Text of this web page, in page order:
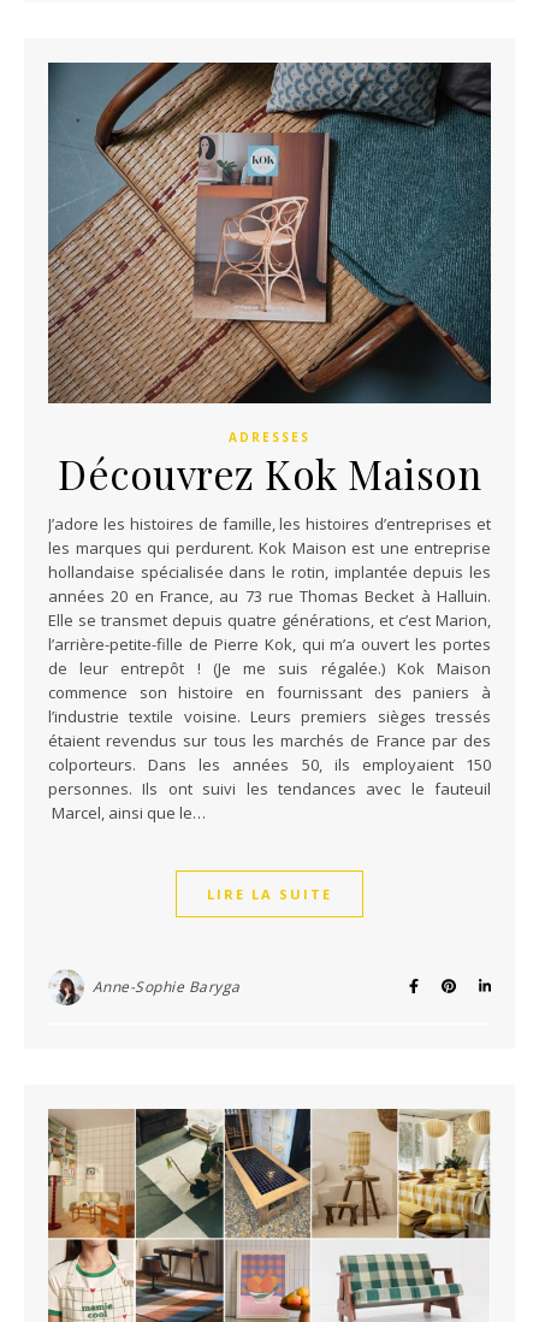
ADRESSES
Découvrez Kok Maison
J’adore les histoires de famille, les histoires d’entreprises et
les marques qui perdurent. Kok Maison est une entreprise
hollandaise spécialisée dans le rotin, implantée depuis les
années 20 en France, au 73 rue Thomas Becket à Halluin.
Elle se transmet depuis quatre générations, et c’est Marion,
l’arrière-petite-fille de Pierre Kok, qui m’a ouvert les portes
de leur entrepôt ! (Je me suis régalée.) Kok Maison
commence son histoire en fournissant des paniers à
l’industrie textile voisine. Leurs premiers sièges tressés
étaient revendus sur tous les marchés de France par des
colporteurs. Dans les années 50, ils employaient 150
personnes. Ils ont suivi les tendances avec le fauteuil
Marcel, ainsi que le…
LIRE LA SUITE
Anne-Sophie Baryga